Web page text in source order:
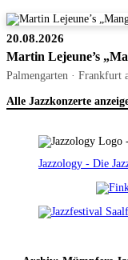
20.08.2026
Martin Lejeune’s
Palmengarten · Frankfurt
Alle Jazzkonzerte
Jazzology - Die